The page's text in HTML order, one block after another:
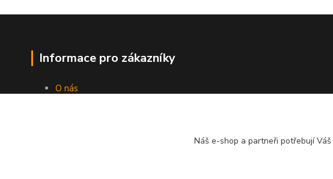
Informace pro zákazníky
O nás
Náš e-shop a partneři potřebují Váš